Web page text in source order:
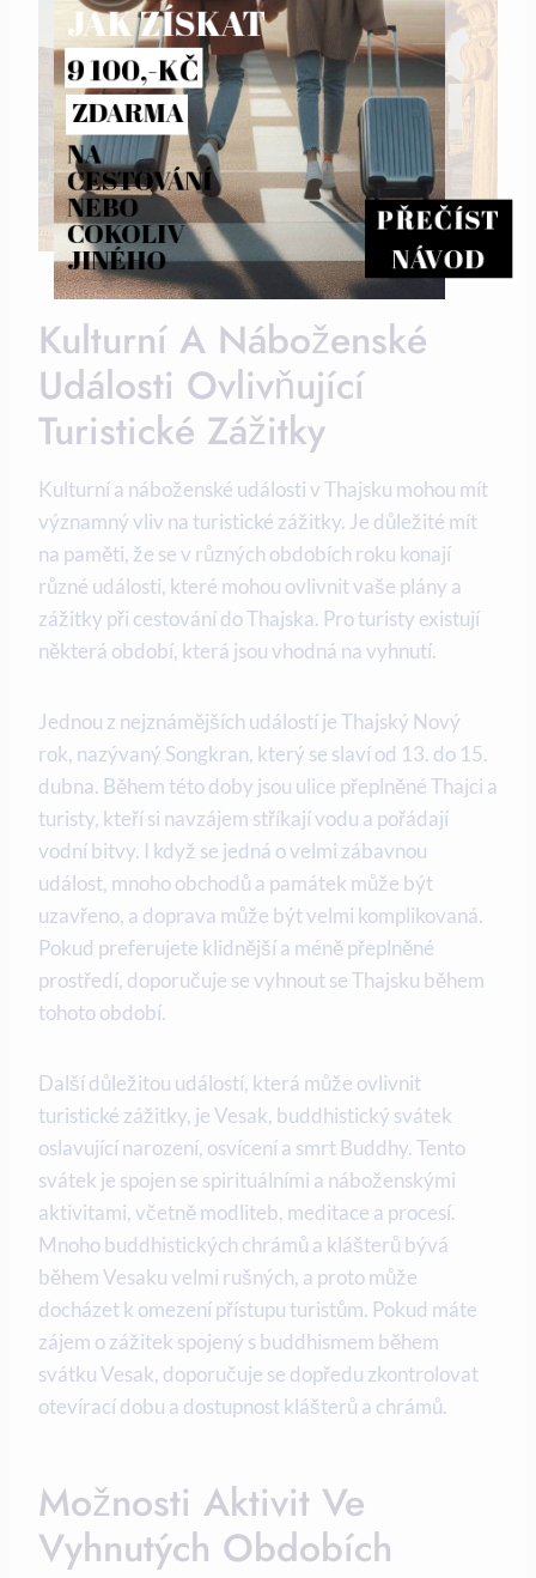
Kulturní A Náboženské
Události Ovlivňující
Turistické Zážitky
Kulturní a náboženské události v Thajsku mohou mít
významný vliv na turistické zážitky. Je důležité mít
na paměti, že se v různých obdobích roku konají
různé události, které mohou ovlivnit vaše plány a
zážitky při cestování do Thajska. Pro turisty existují
některá období, která jsou vhodná na vyhnutí.
Jednou z nejznámějších událostí je Thajský Nový
rok, nazývaný Songkran, který se slaví od 13. do 15.
dubna. Během této doby jsou ulice přeplněné Thajci a
turisty, kteří si navzájem stříkají vodu a pořádají
vodní bitvy. I když se jedná o velmi zábavnou
událost, mnoho obchodů a památek může být
uzavřeno, a doprava může být velmi komplikovaná.
Pokud preferujete klidnější a méně přeplněné
prostředí, doporučuje se vyhnout se Thajsku během
tohoto období.
Další důležitou událostí, která může ovlivnit
turistické zážitky, je Vesak, buddhistický svátek
oslavující narození, osvícení a smrt Buddhy. Tento
svátek je spojen se spirituálními a náboženskými
aktivitami, včetně modliteb, meditace a procesí.
Mnoho buddhistických chrámů a klášterů bývá
během Vesaku velmi rušných, a proto může
docházet k omezení přístupu turistům. Pokud máte
zájem o zážitek spojený s buddhismem během
svátku Vesak, doporučuje se dopředu zkontrolovat
otevírací dobu a dostupnost klášterů a chrámů.
Možnosti Aktivit Ve
Vyhnutých Obdobích
JAK ZÍSKAT
ZDARMA
PŘEČÍST
NÁVOD
9 100,-KČ
NA
CESTOVÁNÍ
NEBO
COKOLIV
JINÉHO